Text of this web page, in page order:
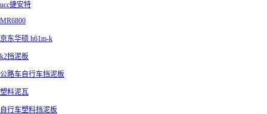
ucc捷安特
MR6800
京东华硕 h61m-k
k2挡泥板
公路车自行车挡泥板
塑料泥瓦
自行车塑料挡泥板